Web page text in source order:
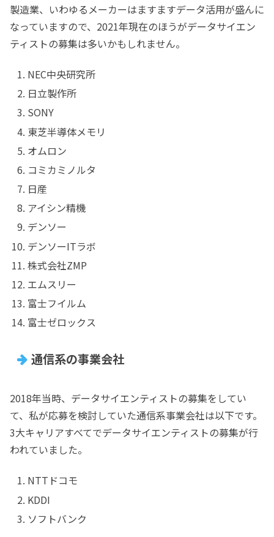
製造業、いわゆるメーカーはますますデータ活用が盛んに
なっていますので、2021年現在のほうがデータサイエン
ティストの募集は多いかもしれません。
NEC中央研究所
日立製作所
SONY
東芝半導体メモリ
オムロン
コミカミノルタ
日産
アイシン精機
デンソー
デンソーITラボ
株式会社ZMP
エムスリー
富士フイルム
富士ゼロックス
通信系の事業会社
2018年当時、データサイエンティストの募集をしてい
て、私が応募を検討していた通信系事業会社は以下です。
3大キャリアすべてでデータサイエンティストの募集が行
われていました。
NTTドコモ
KDDI
ソフトバンク